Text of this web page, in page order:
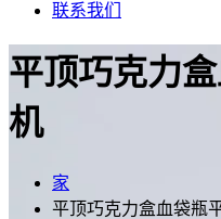
联系我们
平顶巧克力
机
家
平顶巧克力盒血袋瓶